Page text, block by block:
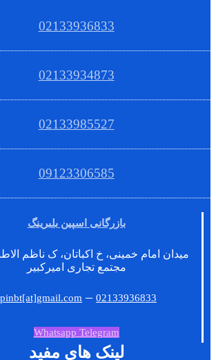
02133936833
02133934873
02133985527
09123306585
بازرگانی اسپین بلبرینگ
میدان امام خمینی، خ اکباتان، ک ناظم
مجتمع تجاری امیرکبیر
–02133936833
Whatsapp Telegram
لینک های مفید